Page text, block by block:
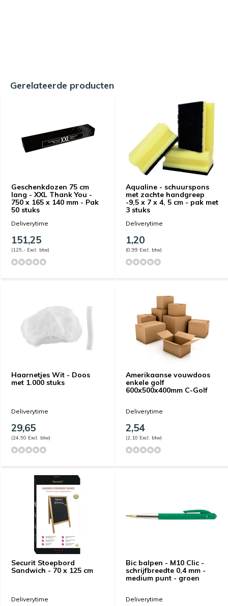
Gerelateerde producten
Geschenkdozen 75 cm
lang - XXL Thank You -
750 x 165 x 140 mm - Pak
50 stuks
Deliverytime
151,25
(125,- Excl. btw)
Aqualine - schuurspons
met zachte handgreep
-9,5 x 7 x 4, 5 cm - pak met
3 stuks
Deliverytime
1,20
(0,99 Excl. btw)
Haarnetjes Wit - Doos
met 1.000 stuks
Deliverytime
29,65
(24,50 Excl. btw)
Amerikaanse vouwdoos
enkele golf
600x500x400mm C-Golf
Deliverytime
2,54
(2,10 Excl. btw)
Securit Stoepbord
Sandwich - 70 x 125 cm
Deliverytime
Bic balpen - M10 Clic -
schrijfbreedte 0,4 mm -
medium punt - groen
Deliverytime